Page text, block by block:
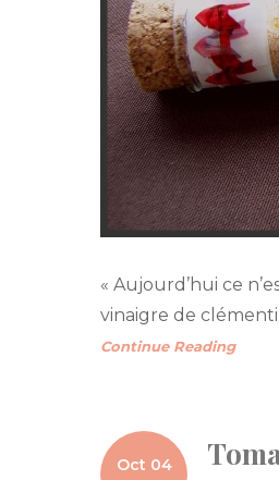
« Aujourd’hui ce
vinaigre de
Continue Reading
Oct 04